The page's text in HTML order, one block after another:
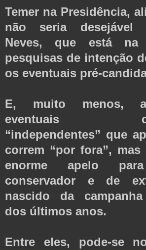
Temer na Presidência,
não seria desejável
Neves, que está na
pesquisas de intenção
os eventuais pré-
E, muito menos,
eventuais
“independentes” que
correm “por fora”,
enorme apelo
conservador e de
nascido da
dos últimos anos.
Entre eles, pode-se